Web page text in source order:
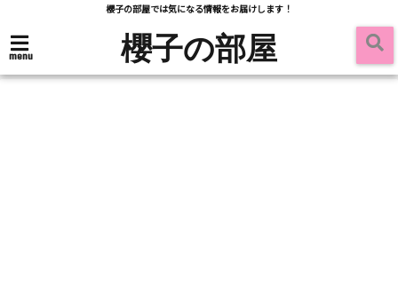
櫻子の部屋では気になる情報をお届けします！
menu 櫻子の部屋